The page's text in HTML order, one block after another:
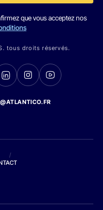
que vous acceptez nos
tous droits réservés.
/